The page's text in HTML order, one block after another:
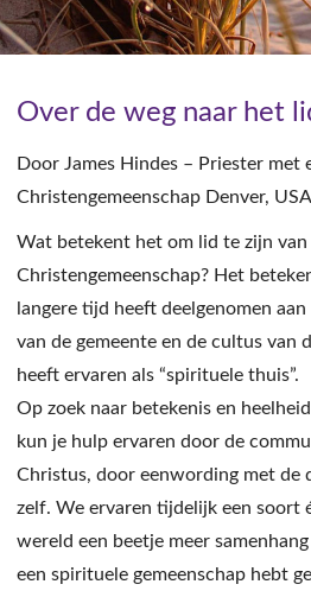
Over de weg naar het
Door James Hindes – Priester met
Christengemeenschap Denver, USA
Wat betekent het om lid te zijn van
Christengemeenschap? Het
langere tijd heeft deelgenomen
van de gemeente en de cultus van
heeft ervaren als “spirituele thuis”.
Op zoek naar betekenis en
kun je hulp ervaren door de
Christus, door eenwording met de
zelf. We ervaren tijdelijk een soort
wereld een beetje meer
een spirituele gemeenschap hebt